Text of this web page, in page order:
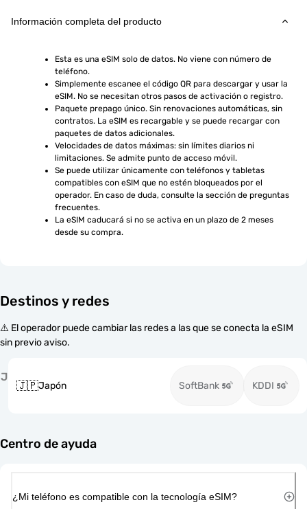
Información completa del producto
Esta es una eSIM solo de datos. No viene con número de
teléfono.
Simplemente escanee el código QR para descargar y usar la
eSIM. No se necesitan otros pasos de activación o registro.
Paquete prepago único. Sin renovaciones automáticas, sin
contratos. La eSIM es recargable y se puede recargar con
paquetes de datos adicionales.
Velocidades de datos máximas: sin límites diarios ni
limitaciones. Se admite punto de acceso móvil.
Se puede utilizar únicamente con teléfonos y tabletas
compatibles con eSIM que no estén bloqueados por el
operador. En caso de duda, consulte la sección de preguntas
frecuentes.
La eSIM caducará si no se activa en un plazo de 2 meses
desde su compra.
Destinos y redes
⚠️ El operador puede cambiar las redes a las que se conecta la eSIM
sin previo aviso.
J
🇯🇵Japón SoftBank KDDI
Centro de ayuda
¿Mi teléfono es compatible con la tecnología eSIM?